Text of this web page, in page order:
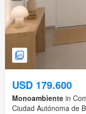
USD 179.600
Monoambiente in
Ciudad Autónoma de